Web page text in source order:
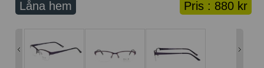
Lånekorg: 0 bågar
Pris : 880 kr
Låna hem